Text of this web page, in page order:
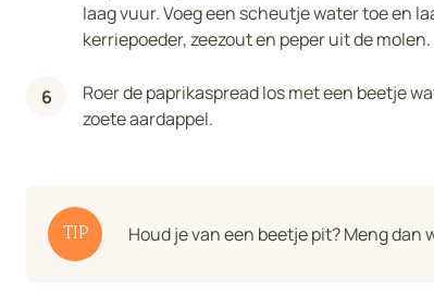
laag vuur. Voeg een scheutje water toe en
kerriepoeder, zeezout en peper uit de molen.
Roer de paprikaspread los met een beetje
zoete aardappel.
TIP Houd je van een beetje pit? Meng